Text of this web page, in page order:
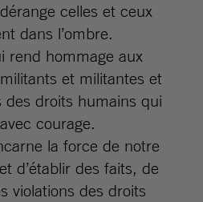
celles et ceux
dans l’ombre.
rend hommage aux
et militantes et
des droits humains qui
courage.
la force de notre
d’établir des faits, de
violations des droits